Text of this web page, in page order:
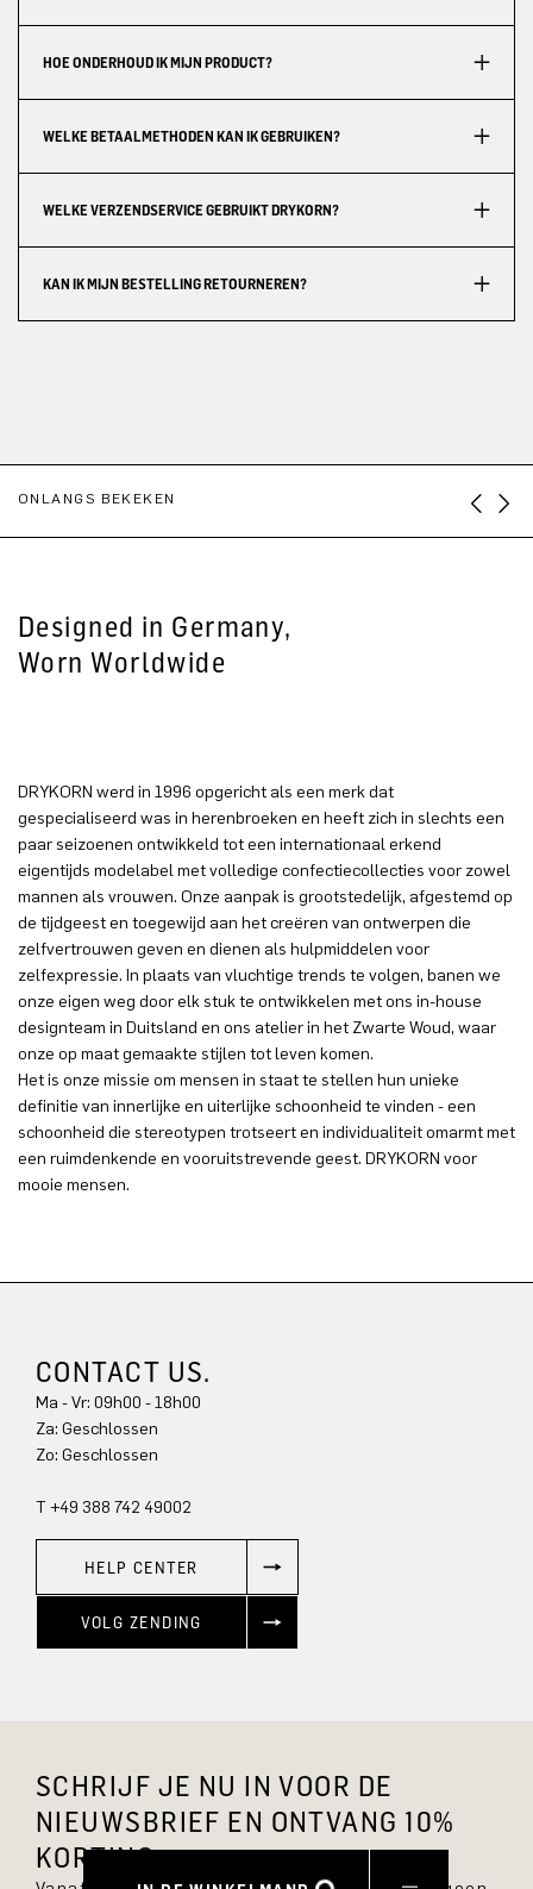
HOE ONDERHOUD IK MIJN PRODUCT?
WELKE BETAALMETHODEN KAN IK GEBRUIKEN?
WELKE VERZENDSERVICE GEBRUIKT DRYKORN?
KAN IK MIJN BESTELLING RETOURNEREN?
ONLANGS BEKEKEN
Designed in Germany,
Worn Worldwide
DRYKORN werd in 1996 opgericht als een merk dat
gespecialiseerd was in herenbroeken en heeft zich in slechts een
paar seizoenen ontwikkeld tot een internationaal erkend
eigentijds modelabel met volledige confectiecollecties voor zowel
mannen als vrouwen. Onze aanpak is grootstedelijk, afgestemd op
de tijdgeest en toegewijd aan het creëren van ontwerpen die
zelfvertrouwen geven en dienen als hulpmiddelen voor
zelfexpressie. In plaats van vluchtige trends te volgen, banen we
onze eigen weg door elk stuk te ontwikkelen met ons in-house
designteam in Duitsland en ons atelier in het Zwarte Woud, waar
onze op maat gemaakte stijlen tot leven komen.
Het is onze missie om mensen in staat te stellen hun unieke
definitie van innerlijke en uiterlijke schoonheid te vinden - een
schoonheid die stereotypen trotseert en individualiteit omarmt met
een ruimdenkende en vooruitstrevende geest. DRYKORN voor
mooie mensen.
CONTACT US.
Ma - Vr: 09h00 - 18h00
Za: Geschlossen
Zo: Geschlossen
T +49 388 742 49002
HELP CENTER
VOLG ZENDING
SCHRIJF JE NU IN VOOR DE
NIEUWSBRIEF EN ONTVANG 10%
KORTING.